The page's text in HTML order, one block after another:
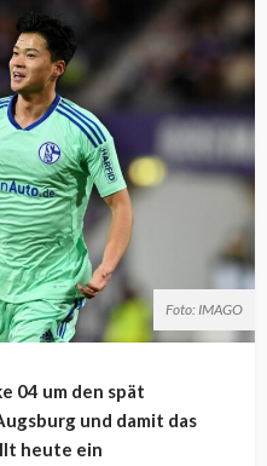
Foto: IMAGO
04 um den spät
und damit das
heute ein